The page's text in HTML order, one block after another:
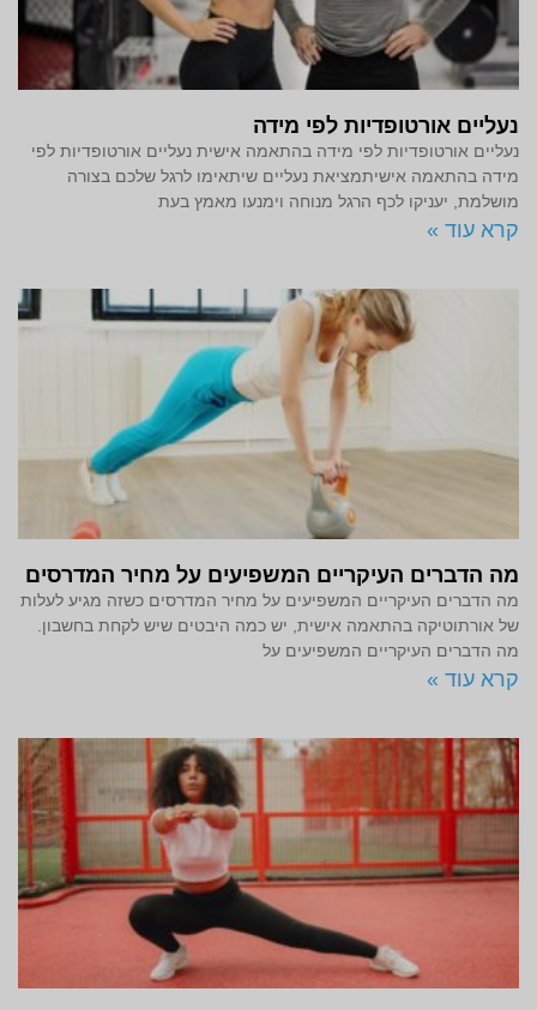
נעליים אורטופדיות לפי מידה
נעליים אורטופדיות לפי מידה בהתאמה אישית נעליים אורטופדיות לפי
מידה בהתאמה אישיתמציאת נעליים שיתאימו לרגל שלכם בצורה
מושלמת, יעניקו לכף הרגל מנוחה וימנעו מאמץ בעת
קרא עוד »
מה הדברים העיקריים המשפיעים על מחיר המדרסים
מה הדברים העיקריים המשפיעים על מחיר המדרסים כשזה מגיע לעלות
של אורתוטיקה בהתאמה אישית, יש כמה היבטים שיש לקחת בחשבון.
מה הדברים העיקריים המשפיעים על
קרא עוד »